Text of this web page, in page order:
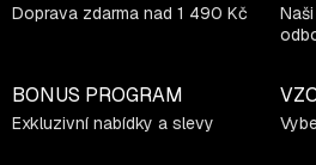
Doprava zdarma nad 1 490 Kč
BONUS PROGRAM
Exkluzivní nabídky a slevy